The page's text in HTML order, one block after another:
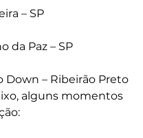
– SP
da Paz – SP
Down – Ribeirão Preto
alguns momentos